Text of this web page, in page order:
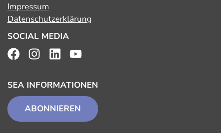
Impressum
Datenschutzerklärung
SOCIAL MEDIA
SEA INFORMATIONEN
ABONNIEREN